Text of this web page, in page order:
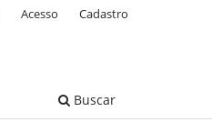
Buscar
Acesso Cadastro